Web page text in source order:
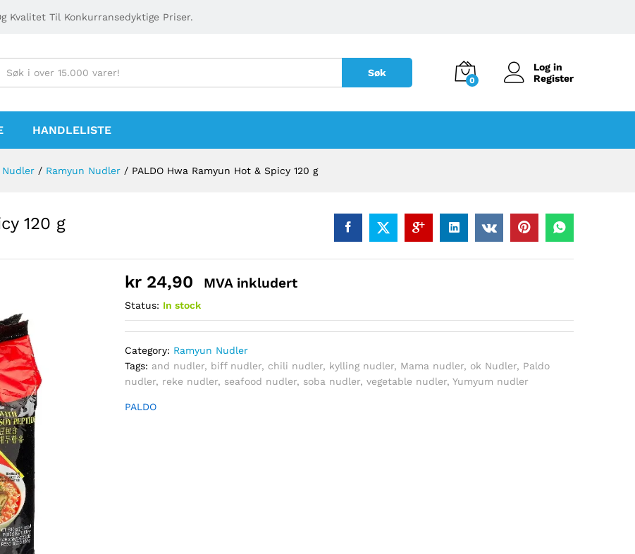
Kvalitet Til Konkurransedyktige Priser.
Søk
0
Log in
Register
HANDLELISTE
Nudler / Ramyun Nudler / PALDO Hwa Ramyun Hot & Spicy 120 g
120 g
kr 24,90 MVA inkludert
Status: In stock
Category: Ramyun Nudler
Tags: and nudler, biff nudler, chili nudler, kylling nudler, Mama nudler, ok Nudler, Paldo
nudler, reke nudler, seafood nudler, soba nudler,vegetable nudler,Yumyum nudler
PALDO